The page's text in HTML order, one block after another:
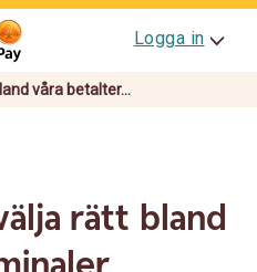
Logga in
våra betalter...
rätt bland